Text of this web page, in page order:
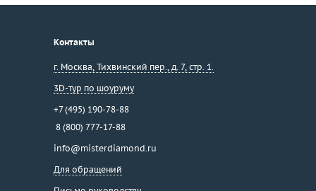
Контакты
г. Москва, Тихвинский пер., д. 7, стр. 1.
3D-тур по шоуруму
+7 (495) 190-78-88
8 (800) 777-17-88
info@misterdiamond.ru
Для обращений